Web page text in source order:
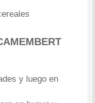
y luego en